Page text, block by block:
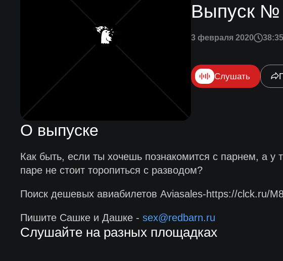
Выпуск №
3 февраля 2020 38:35
Слушать
О выпуске
Как быть, если ты хочешь познакомится с парнем, а
паре не стоит торопиться с разводом?
Поиск дешевых авиабилетов Aviasales-https://clck.ru/
Пишите Сашке и Дашке - sex@redbarn.ru
Слушайте на разных площадках